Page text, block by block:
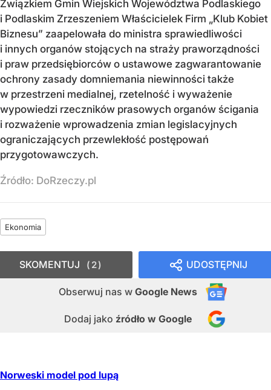
Związkiem Gmin Wiejskich Województwa Podlaskiego
i Podlaskim Zrzeszeniem Właścicielek Firm „Klub Kobiet
Biznesu” zaapelowała do ministra sprawiedliwości
i innych organów stojących na straży praworządności
i praw przedsiębiorców o ustawowe zagwarantowanie
ochrony zasady domniemania niewinności także
w przestrzeni medialnej, rzetelność i wyważenie
wypowiedzi rzeczników prasowych organów ścigania
i rozważenie wprowadzenia zmian legislacyjnych
ograniczających przewlekłość postępowań
przygotowawczych.
Źródło: DoRzeczy.pl
Ekonomia
UDOSTĘPNIJ
Obserwuj nas w Google News
Dodaj jako źródło w Google
SKOMENTUJ 2
Norweski model pod lupą